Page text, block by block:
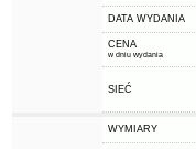
DATA WYDANIA
CENA
w dniu wydania
SIEĆ
WYMIARY